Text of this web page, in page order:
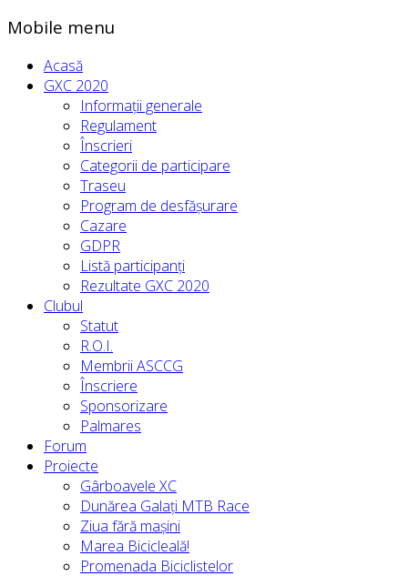
Mobile menu
Acasă
GXC 2020
Informații generale
Regulament
Înscrieri
Categorii de participare
Traseu
Program de desfășurare
Cazare
GDPR
Listă participanți
Rezultate GXC 2020
Clubul
Statut
R.O.I.
Membrii ASCCG
Înscriere
Sponsorizare
Palmares
Forum
Proiecte
Gârboavele XC
Dunărea Galați MTB Race
Ziua fără mașini
Marea Bicicleală!
Promenada Biciclistelor